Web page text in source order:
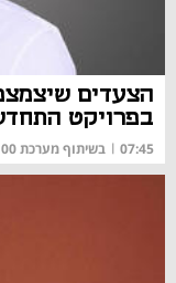
הצעדים
בפרויקט
07:45
| בשיתוף מערכת duns 100